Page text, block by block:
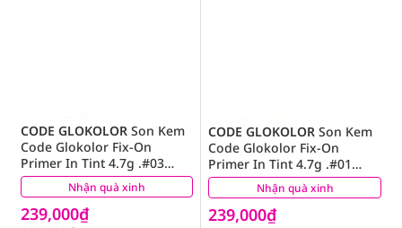
Nhận quà xinh
CODE GLOKOLOR Son Kem
Code Glokolor Fix-On
Primer In Tint 4.7g .#03
Berry Vintage
239,000₫
(0) Nhận quà xinh
CODE GLOKOLOR Son Kem
Code Glokolor Fix-On
Primer In Tint 4.7g .#01
Hush Rose
239,000₫
(0)